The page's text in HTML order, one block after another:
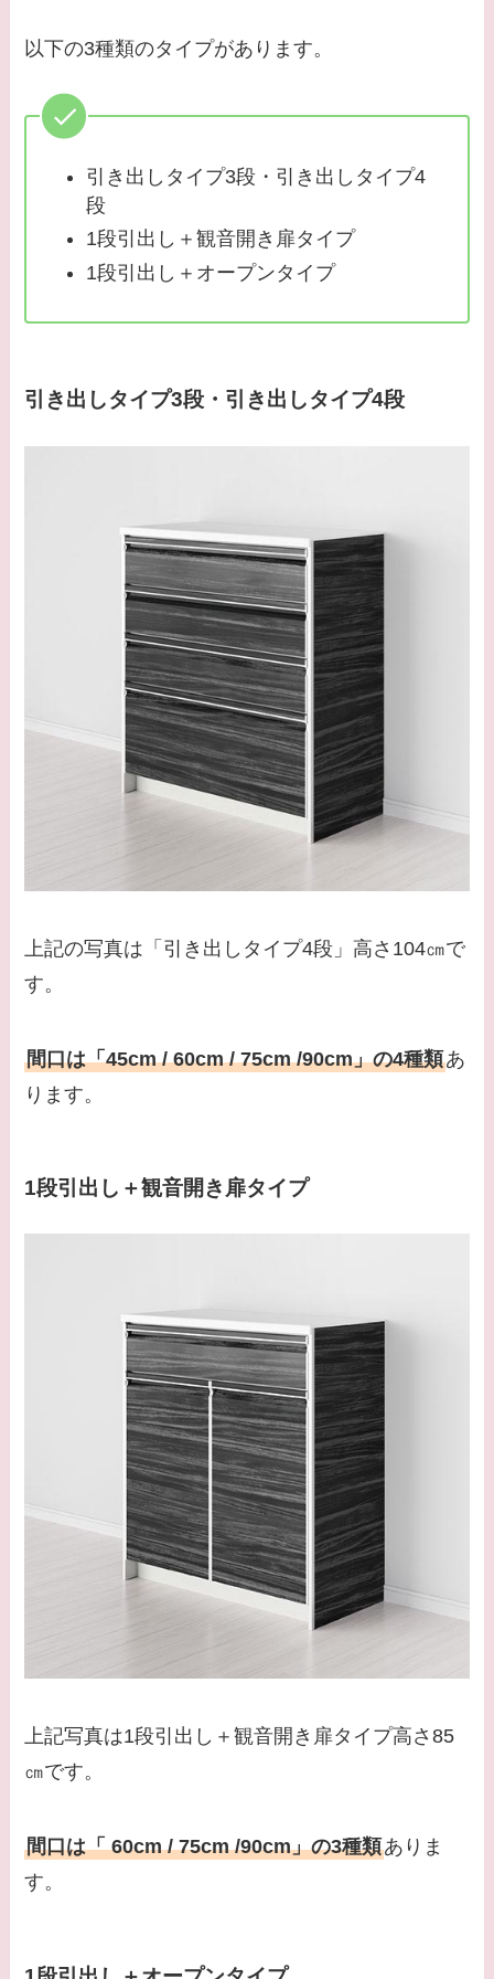
以下の3種類のタイプがあります。
引き出しタイプ3段・引き出しタイプ4
段
1段引出し＋観音開き扉タイプ
1段引出し＋オープンタイプ
引き出しタイプ3段・引き出しタイプ4段
上記の写真は「引き出しタイプ4段」高さ104㎝で
す。
間口は「45cm / 60cm / 75cm /90cm」の4種類あ
ります。
1段引出し＋観音開き扉タイプ
上記写真は1段引出し＋観音開き扉タイプ高さ85
㎝です。
間口は「 60cm / 75cm /90cm」の3種類ありま
す。